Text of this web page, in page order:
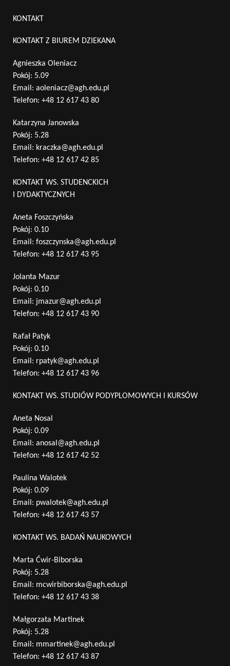
KONTAKT
KONTAKT Z BIUREM DZIEKANA
Agnieszka Oleniacz
Pokój: 5.09
Email: aoleniacz@agh.edu.pl
Telefon: +48 12 617 43 80
Katarzyna Janowska
Pokój: 5.28
Email: kraczka@agh.edu.pl
Telefon: +48 12 617 42 85
KONTAKT WS. STUDENCKICH
I DYDAKTYCZNYCH
Aneta Foszczyńska
Pokój: 0.10
Email: foszczynska@agh.edu.pl
Telefon: +48 12 617 43 95
Jolanta Mazur
Pokój: 0.10
Email: jmazur@agh.edu.pl
Telefon: +48 12 617 43 90
Rafał Patyk
Pokój: 0.10
Email: rpatyk@agh.edu.pl
Telefon: +48 12 617 43 96
KONTAKT WS. STUDIÓW PODYPLOMOWYCH I KURSÓW
Aneta Nosal
Pokój: 0.09
Email: anosal@agh.edu.pl
Telefon: +48 12 617 42 52
Paulina Walotek
Pokój: 0.09
Email: pwalotek@agh.edu.pl
Telefon: +48 12 617 43 57
KONTAKT WS. BADAŃ NAUKOWYCH
Marta Ćwir-Biborska
Pokój: 5.28
Email: mcwirbiborska@agh.edu.pl
Telefon: +48 12 617 43 38
Małgorzata Martinek
Pokój: 5.28
Email: mmartinek@agh.edu.pl
Telefon: +48 12 617 43 87